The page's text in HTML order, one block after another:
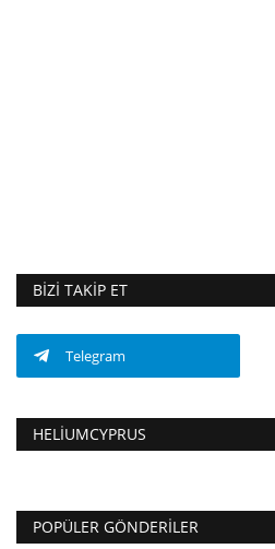
BIZI TAKIP ET
Telegram
HELIUMCYPRUS
POPÜLER GÖNDERILER